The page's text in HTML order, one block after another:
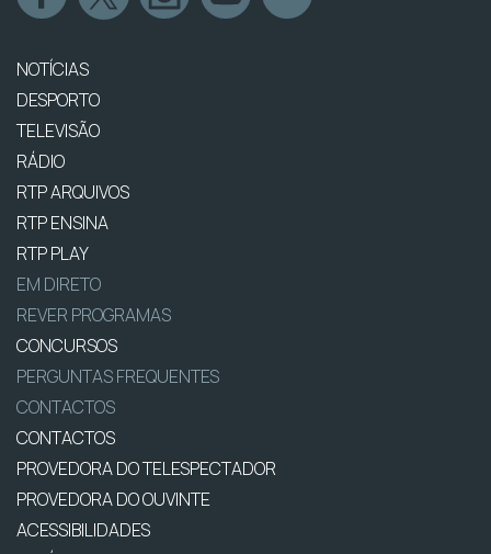
NOTÍCIAS
DESPORTO
TELEVISÃO
RÁDIO
RTP ARQUIVOS
RTP ENSINA
RTP PLAY
EM DIRETO
REVER PROGRAMAS
CONCURSOS
PERGUNTAS FREQUENTES
CONTACTOS
CONTACTOS
PROVEDORA DO TELESPECTADOR
PROVEDORA DO OUVINTE
ACESSIBILIDADES